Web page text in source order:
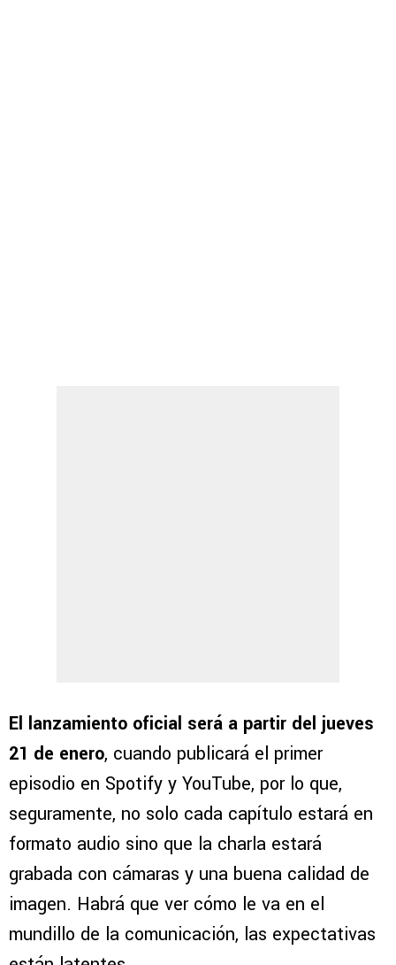
El lanzamiento oficial será a partir del jueves
21 de enero, cuando publicará el primer
episodio en Spotify y YouTube, por lo que,
seguramente, no solo cada capítulo estará en
formato audio sino que la charla estará
grabada con cámaras y una buena calidad de
imagen. Habrá que ver cómo le va en el
mundillo de la comunicación, las expectativas